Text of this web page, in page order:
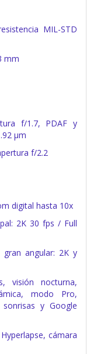
MIL-STD
mm
f/1.7, PDAF y
μm
f/2.2
digital hasta 10x
2K 30 fps / Full
angular: 2K y
visión nocturna,
modo Pro,
y Google
cámara